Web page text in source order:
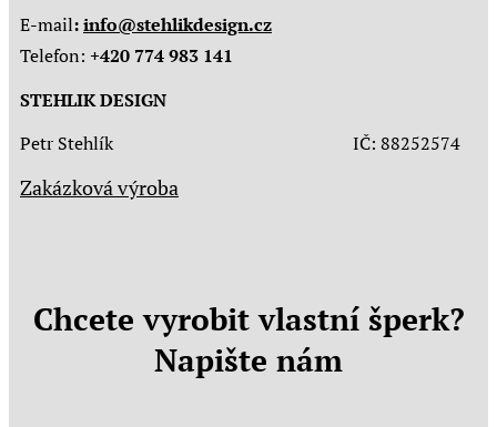
E-mail:info@stehlikdesign.cz
Telefon: +420 774 983 141
STEHLIK DESIGN
Petr Stehlík IČ: 88252574
Zakázková výroba
Chcete vyrobit vlastní šperk?
Napište nám